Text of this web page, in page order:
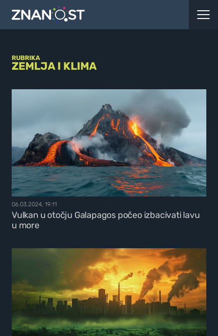
RUBRIKA
ZEMLJA I KLIMA
06.03.2024, 19:11
Vulkan u otočju Galapagos počeo izbacivati lavu
u more